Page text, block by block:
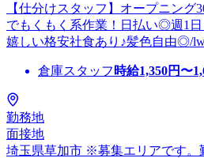
【仕分けスタッフ】オープニン
でもくもく系作業！日払い◎週1
嬉しい格安社食あり♪髪色自由◎/
倉庫スタッフ 時給1,350円〜
勤務地
面接地
埼玉県草加市 ※募集エリアです。